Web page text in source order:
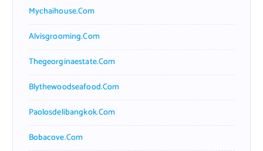
Mychaihouse.com
Alvisgrooming.com
Thegeorginaestate.com
Blythewoodseafood.com
Paolosdelibangkok.com
Bobacove.com